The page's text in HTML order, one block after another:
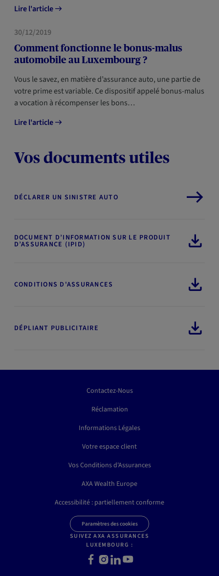
Lire l'article
MOBILITÉ
30/12/2019
Comment fonctionne le bonus-malus
automobile au Luxembourg ?
Vous le savez, en matière d’assurance auto, une partie de
votre prime est variable. Ce dispositif appelé bonus-malus
a vocation à récompenser les bons…
Lire l'article
Vos documents utiles
DÉCLARER UN SINISTRE AUTO
DOCUMENT D’INFORMATION SUR LE PRODUIT
D’ASSURANCE (IPID)
CONDITIONS D'ASSURANCES
DÉPLIANT PUBLICITAIRE
Contactez-Nous
Réclamation
Informations Légales
Votre espace client
Vos Conditions d'Assurances
AXA Wealth Europe
Accessibilité : partiellement conforme
Paramètres des cookies
SUIVEZ AXA ASSURANCES
LUXEMBOURG :
Facebook
Instagram
LinkedInYoutube